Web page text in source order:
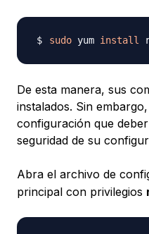
sudo yum install
De esta manera, sus
instalados. Sin
configuración que
seguridad de su
Abra el archivo de
principal con privilegios